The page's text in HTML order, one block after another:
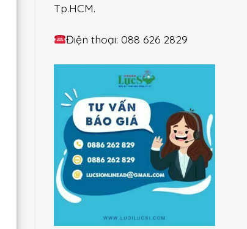
Tp.HCM.
Điện thoại: 088 626 2829